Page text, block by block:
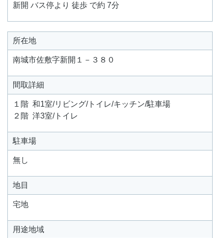
新開 バス停より 徒歩 で約 7分
所在地
南城市佐敷字新開１－３８０
間取詳細
１階 和1室/リビング/トイレ/キッチン/駐車場
２階 洋3室/トイレ
駐車場
無し
地目
宅地
用途地域